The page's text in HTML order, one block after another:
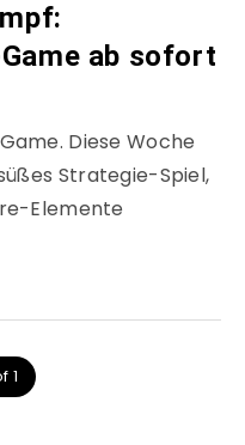
ab sofort
Diese Woche
Strategie-Spiel,
Elemente
1